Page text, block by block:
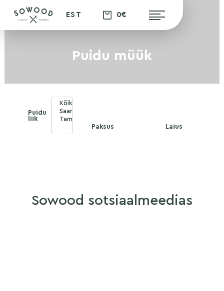
EST 0€
Puidu müük
Puidu
liik
Paksus
Laius
Sowood sotsiaalmeedias